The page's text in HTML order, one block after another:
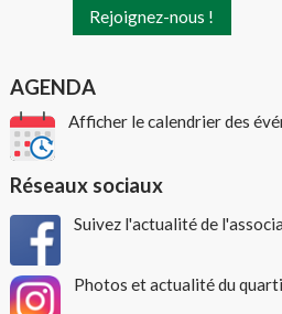
Rejoignez-nous !
AGENDA
Afficher le calendrier des
Réseaux sociaux
Suivez l'actualité de
Photos et actualité du